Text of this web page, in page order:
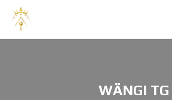
WÄNGI TG